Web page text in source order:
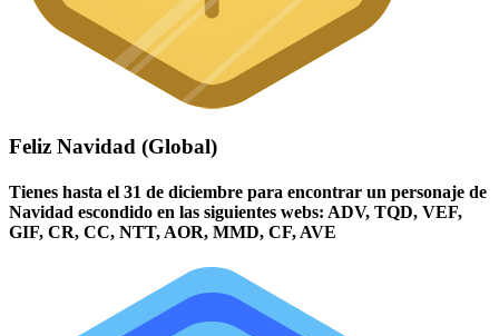
Feliz Navidad (Global)
Tienes hasta el 31 de diciembre para encontrar un personaje de
Navidad escondido en las siguientes webs: ADV, TQD, VEF,
GIF, CR, CC, NTT, AOR, MMD, CF, AVE